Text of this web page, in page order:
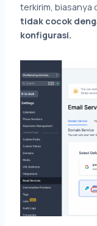
terkirim, biasanya
tidak cocok
konfigurasi.